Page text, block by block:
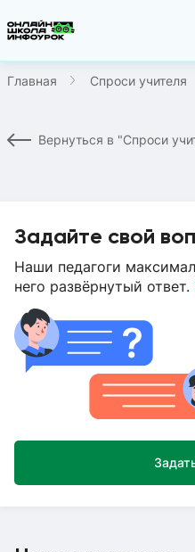
Главная Спроси учителя
Вернуться в "Спроси
Задайте свой
Наши педагоги
него развёрнутый ответ.